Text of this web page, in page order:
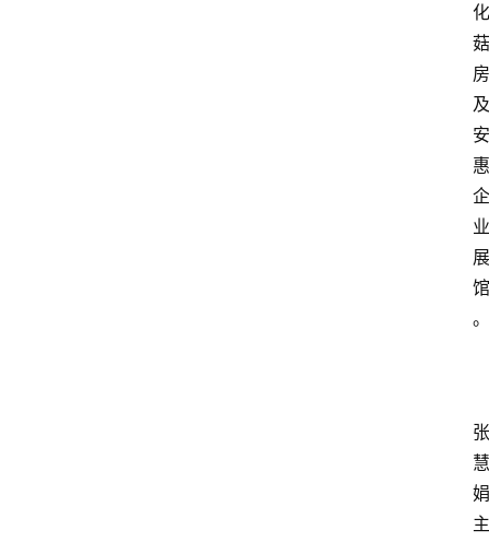
化
菇
房
及
安
惠
企
业
展
馆
。
张
慧
娟
主